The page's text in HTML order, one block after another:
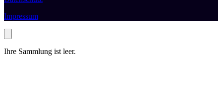
Impressum
Ihre Sammlung ist leer.